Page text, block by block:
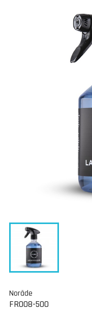
Norāde
FR008-500